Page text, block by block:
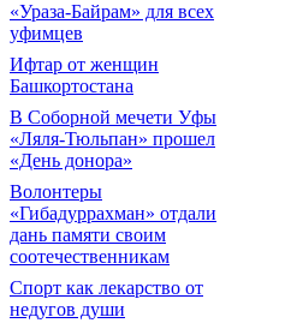
«Ураза-Байрам» для всех
уфимцев
Ифтар от женщин
Башкортостана
В Соборной мечети Уфы
«Ляля-Тюльпан» прошел
«День донора»
Волонтеры
«Гибадуррахман» отдали
дань памяти своим
соотечественникам
Спорт как лекарство от
недугов души